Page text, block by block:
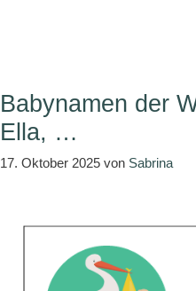
Babynamen der
Ella, …
17. Oktober 2025 von Sabrina